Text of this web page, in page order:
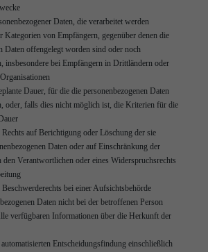
Daten, die verarbeitet werden
Kategorien von Empfängern, gegenüber denen die
Daten offengelegt worden sind oder noch
insbesondere bei Empfängern in Drittländern oder
Dauer, für die die personenbezogenen Daten
oder, falls dies nicht möglich ist, die Kriterien für die
Rechts auf Berichtigung oder Löschung der sie
Daten oder auf Einschränkung der
den Verantwortlichen oder eines Widerspruchsrechts
Beschwerderechts bei einer Aufsichtsbehörde
Daten nicht bei der betroffenen Person
verfügbaren Informationen über die Herkunft der
automatisierten Entscheidungsfindung einschließlich